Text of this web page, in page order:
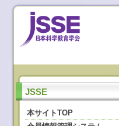
JSSE
本サイトTOP